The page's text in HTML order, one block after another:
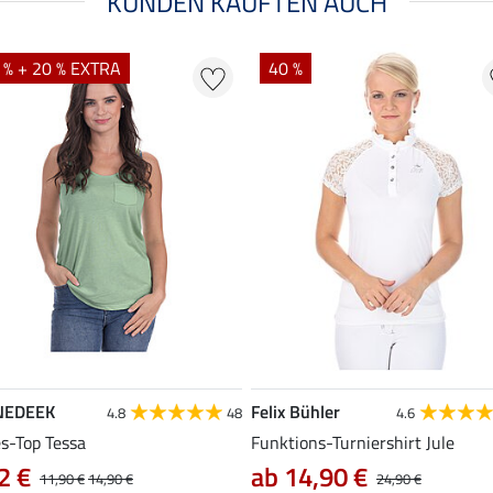
+ 20 % EXTRA
4.8 48
Top Tessa
11,90 €14,90 €
€
40 %
Felix Bühler 4.6
Funktions-Turniershirt Jule
24,90 €
ab 14,90 €